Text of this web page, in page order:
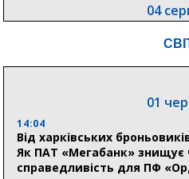
04
Пенсійний фонд Сумщини
18:54
Романько розширює
прифронтової Сумщини:
01
14:04
Від харківських
Як ПАТ «Мегабанк» знищує
справедливість для ПФ